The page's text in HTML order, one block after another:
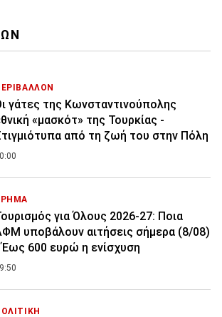
γάτες της Κωνσταντινούπολης
«μασκότ» της Τουρκίας -
από τη ζωή του στην Πόλη
για Όλους 2026-27: Ποια
υποβάλουν αιτήσεις σήμερα (8/08)
Έως 600 ευρώ η ενίσχυση